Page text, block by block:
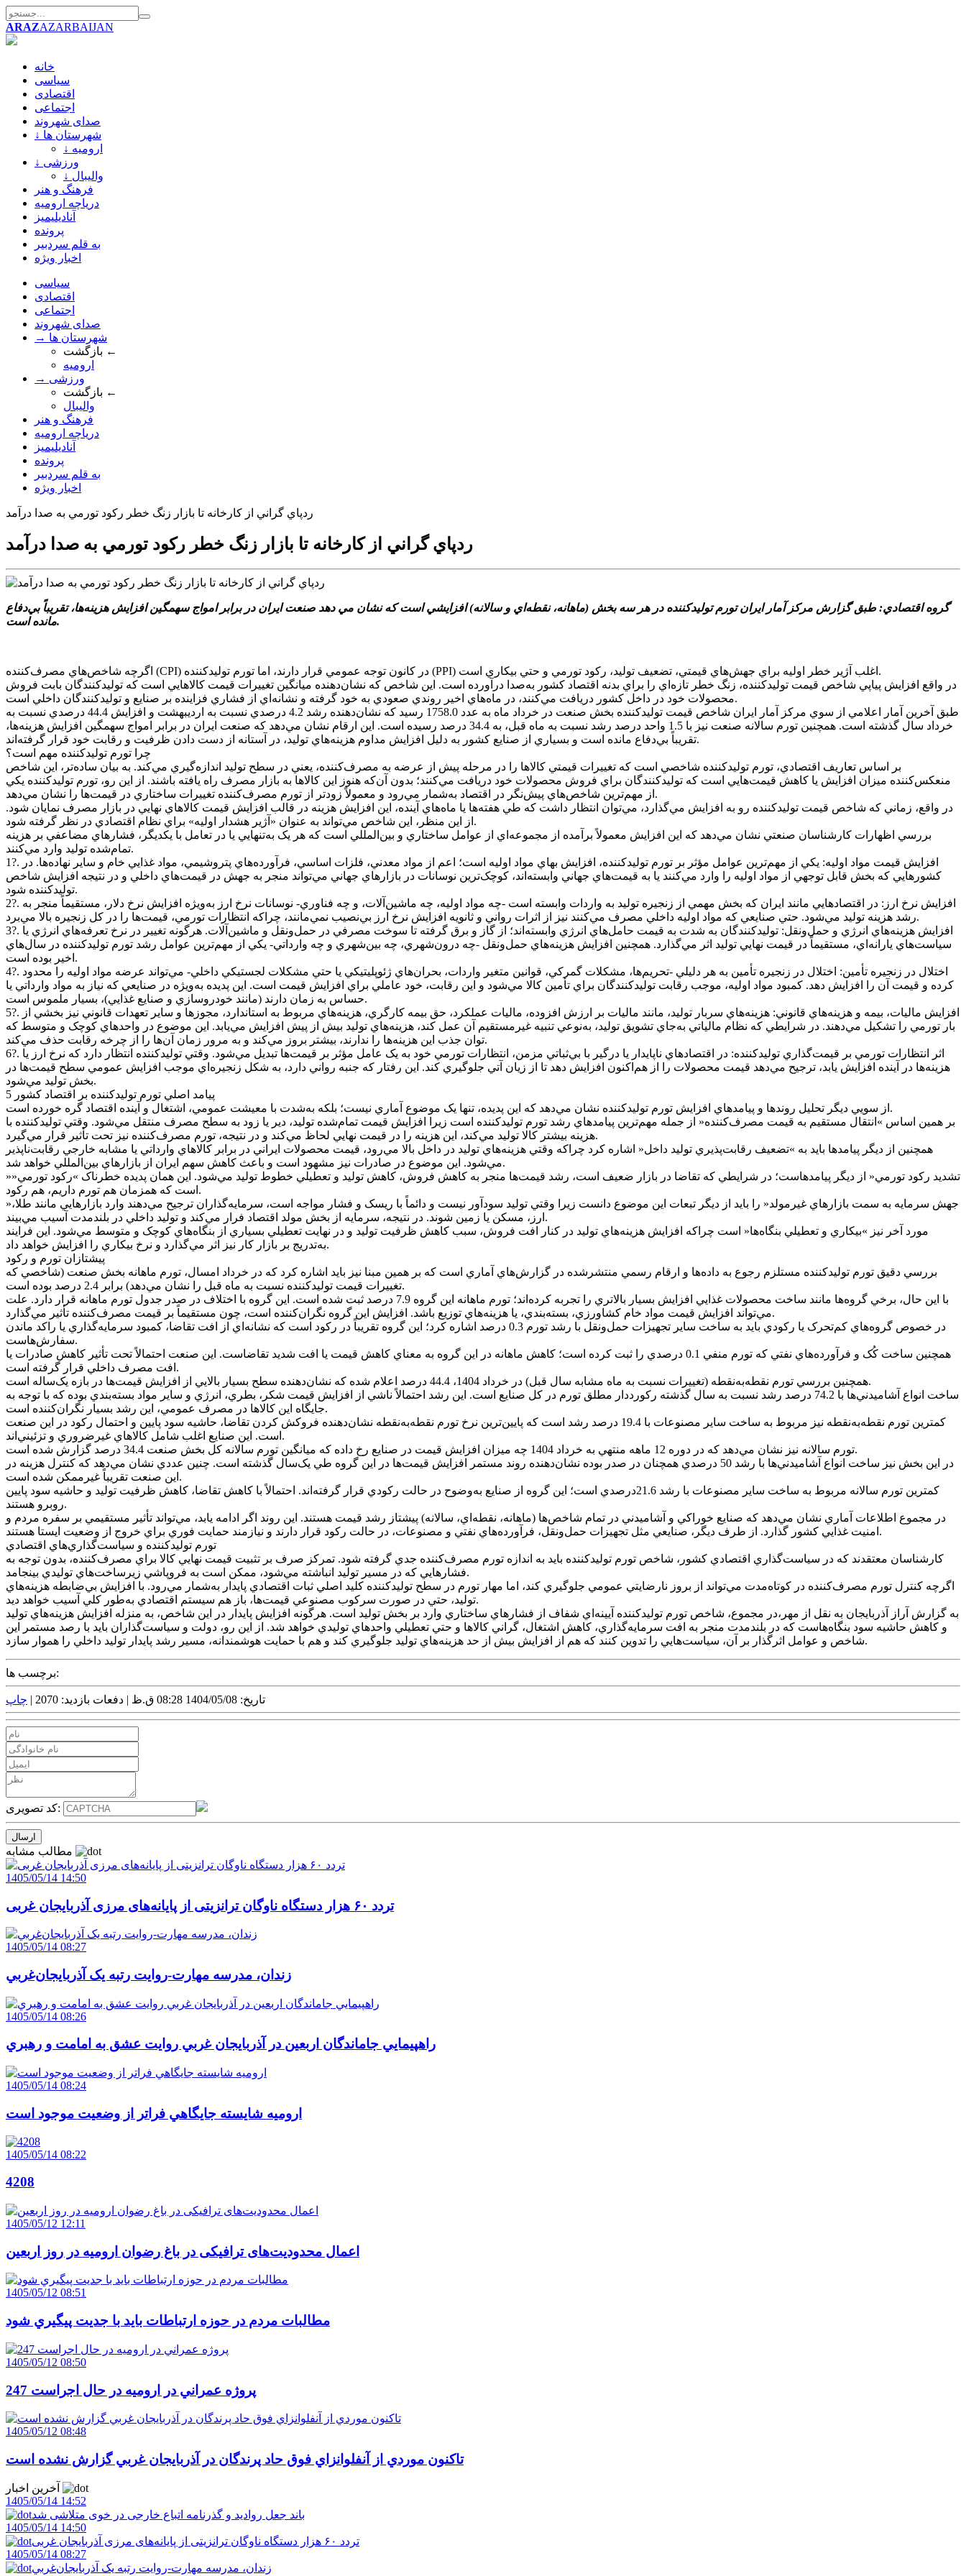
ARAZAZARBAIJAN
خانه
سیاسی
اقتصادی
اجتماعی
صدای شهروند
↓ شهرستان ها
↓ ارومیه
↓ ورزشی
↓ والیبال
فرهنگ و هنر
دریاچه ارومیه
آنادیلیمیز
پرونده
به قلم سردبیر
اخبار ویژه
سیاسی
اقتصادی
اجتماعی
صدای شهروند
→ شهرستان ها
بازگشت ←
ارومیه
→ ورزشی
بازگشت ←
والیبال
فرهنگ و هنر
دریاچه ارومیه
آنادیلیمیز
پرونده
به قلم سردبیر
اخبار ویژه
ردپاي گراني از کارخانه تا بازار زنگ خطر رکود تورمي به صدا درآمد
ردپاي گراني از کارخانه تا بازار زنگ خطر رکود تورمي به صدا درآمد
گروه اقتصادي: طبق گزارش مرکز آمار ايران تورم توليدکننده در هر سه بخش (ماهانه، نقطه‌اي و سالانه) افزايشي است که نشان مي دهد صنعت ايران در برابر امواج سهمگين افزايش هزينه‌ها، تقريباً بي‌دفاع
مانده است.
اگرچه شاخص‌هاي مصرف‌کننده (CPI) در کانون توجه عمومي قرار دارند، اما تورم توليدکننده (PPI) اغلب آژير خطر اوليه براي جهش‌هاي قيمتي، تضعيف توليد، رکود تورمي و حتي بيکاري است.
در واقع افزايش پياپي شاخص قيمت توليدکننده، زنگ خطر تازه‌اي را براي بدنه اقتصاد کشور به‌صدا درآورده است. اين شاخص که نشان‌دهنده ميانگين تغييرات قيمت کالاهايي است که توليدکنندگان بابت فروش
محصولات خود در داخل کشور دريافت مي‌کنند، در ماه‌هاي اخير روندي صعودي به خود گرفته و نشانه‌اي از فشاري فزاينده بر صنايع و توليدکنندگان داخلي است.
طبق آخرين آمار اعلامي از سوي مرکز آمار ايران شاخص قيمت توليدکننده بخش صنعت در خرداد ماه به عدد 1758.0 رسيد که نشان‌دهنده رشد 4.2 درصدي نسبت به ارديبهشت و افزايش 44.4 درصدي نسبت به
خرداد سال گذشته است. همچنين تورم سالانه صنعت نيز با 1.5 واحد درصد رشد نسبت به ماه قبل، به 34.4 درصد رسيده است. اين ارقام نشان مي‌دهد که صنعت ايران در برابر امواج سهمگين افزايش هزينه‌ها،
تقريباً بي‌دفاع مانده است و بسياري از صنايع کشور به دليل افزايش مداوم هزينه‌هاي توليد، در آستانه از دست دادن ظرفيت و رقابت خود قرار گرفته‌اند.
چرا تورم توليدکننده مهم است؟
بر اساس تعاريف اقتصادي، تورم توليدکننده شاخصي است که تغييرات قيمتي کالاها را در مرحله پيش از عرضه به مصرف‌کننده، يعني در سطح توليد اندازه‌گيري مي‌کند. به بيان ساده‌تر، اين شاخص
منعکس‌کننده ميزان افزايش يا کاهش قيمت‌هايي است که توليدکنندگان براي فروش محصولات خود دريافت مي‌کنند؛ بدون آن‌که هنوز اين کالاها به بازار مصرف راه يافته باشند. از اين رو، تورم توليدکننده يکي
از مهم‌ترين شاخص‌هاي پيش‌نگر در اقتصاد به‌شمار مي‌رود و معمولاً زودتر از تورم مصرف‌کننده تغييرات ساختاري در قيمت‌ها را نشان مي‌دهد.
در واقع، زماني که شاخص قيمت توليدکننده رو به افزايش مي‌گذارد، مي‌توان انتظار داشت که طي هفته‌ها يا ماه‌هاي آينده، اين افزايش هزينه در قالب افزايش قيمت کالاهاي نهايي در بازار مصرف نمايان شود.
از اين منظر، اين شاخص مي‌تواند به عنوان «آژير هشدار اوليه» براي نظام اقتصادي در نظر گرفته شود.
بررسي اظهارات کارشناسان صنعتي نشان مي‌دهد که اين افزايش معمولاً برآمده از مجموعه‌اي از عوامل ساختاري و بين‌المللي است که هر يک به‌تنهايي يا در تعامل با يکديگر، فشارهاي مضاعفي بر هزينه
تمام‌شده توليد وارد مي‌کنند.
1?. افزايش قيمت مواد اوليه: يکي از مهم‌ترين عوامل مؤثر بر تورم توليدکننده، افزايش بهاي مواد اوليه است؛ اعم از مواد معدني، فلزات اساسي، فرآورده‌هاي پتروشيمي، مواد غذايي خام و ساير نهاده‌ها. در
کشورهايي که بخش قابل توجهي از مواد اوليه را وارد مي‌کنند يا به قيمت‌هاي جهاني وابسته‌اند، کوچک‌ترين نوسانات در بازارهاي جهاني مي‌تواند منجر به جهش در قيمت‌هاي داخلي و در نتيجه افزايش شاخص
توليدکننده شود.
2?. افزايش نرخ ارز: در اقتصادهايي مانند ايران که بخش مهمي از زنجيره توليد به واردات وابسته است -چه مواد اوليه، چه ماشين‌آلات، و چه فناوري- نوسانات نرخ ارز به‌ويژه افزايش نرخ دلار، مستقيماً منجر به
رشد هزينه توليد مي‌شود. حتي صنايعي که مواد اوليه داخلي مصرف مي‌کنند نيز از اثرات رواني و ثانويه افزايش نرخ ارز بي‌نصيب نمي‌مانند، چراکه انتظارات تورمي، قيمت‌ها را در کل زنجيره بالا مي‌برد.
3?. افزايش هزينه‌هاي انرژي و حمل‌ونقل: توليدکنندگان به شدت به قيمت حامل‌هاي انرژي وابسته‌اند؛ از گاز و برق گرفته تا سوخت مصرفي در حمل‌ونقل و ماشين‌آلات. هرگونه تغيير در نرخ تعرفه‌هاي انرژي يا
سياست‌هاي يارانه‌اي، مستقيماً در قيمت نهايي توليد اثر مي‌گذارد. همچنين افزايش هزينه‌هاي حمل‌ونقل -چه درون‌شهري، چه بين‌شهري و چه وارداتي- يکي از مهم‌ترين عوامل رشد تورم توليدکننده در سال‌هاي
اخير بوده است.
4?. اختلال در زنجيره تأمين: اختلال در زنجيره تأمين به هر دليلي -تحريم‌ها، مشکلات گمرکي، قوانين متغير واردات، بحران‌هاي ژئوپليتيکي يا حتي مشکلات لجستيکي داخلي- مي‌تواند عرضه مواد اوليه را محدود
کرده و قيمت آن را افزايش دهد. کمبود مواد اوليه، موجب رقابت توليدکنندگان براي تأمين کالا مي‌شود و اين رقابت، خود عاملي براي افزايش قيمت است‌. اين پديده به‌ويژه در صنايعي که نياز به مواد وارداتي يا
حساس به زمان دارند (مانند خودروسازي و صنايع غذايي)، بسيار ملموس است.
5?. افزايش ماليات، بيمه و هزينه‌هاي قانوني: هزينه‌هاي سربار توليد، مانند ماليات بر ارزش افزوده، ماليات عملکرد، حق بيمه کارگري، هزينه‌هاي مربوط به استاندارد، مجوزها و ساير تعهدات قانوني نيز بخشي از
بار تورمي را تشکيل مي‌دهند. در شرايطي که نظام مالياتي به‌جاي تشويق توليد، به‌نوعي تنبيه غيرمستقيم آن عمل کند، هزينه‌هاي توليد بيش از پيش افزايش مي‌يابد. اين موضوع در واحدهاي کوچک و متوسط که
توان جذب اين هزينه‌ها را ندارند، بيشتر بروز مي‌کند و به مرور زمان آن‌ها را از چرخه رقابت حذف مي‌کند.
6?. اثر انتظارات تورمي بر قيمت‌گذاري توليدکننده: در اقتصادهاي ناپايدار يا درگير با بي‌ثباتي مزمن، انتظارات تورمي خود به يک عامل مؤثر بر قيمت‌ها تبديل مي‌شود. وقتي توليدکننده انتظار دارد که نرخ ارز يا
هزينه‌ها در آينده افزايش يابد، ترجيح مي‌دهد قيمت محصولات را از هم‌اکنون افزايش دهد تا از زيان آتي جلوگيري کند. اين رفتار که جنبه رواني دارد، به شکل زنجيره‌اي موجب افزايش عمومي سطح قيمت‌ها در
بخش توليد مي‌شود.
5 پيامد اصلي تورم توليدکننده بر اقتصاد کشور
از سويي ديگر تحليل روندها و پيامدهاي افزايش تورم توليدکننده نشان مي‌دهد که اين پديده، تنها يک موضوع آماري نيست؛ بلکه به‌شدت با معيشت عمومي، اشتغال و آينده اقتصاد گره خورده است.
بر همين اساس »انتقال مستقيم به قيمت مصرف‌کننده« از جمله مهم‌ترين پيامدهاي رشد تورم توليدکننده است زيرا افزايش قيمت تمام‌شده توليد، دير يا زود به سطح مصرف منتقل مي‌شود. وقتي توليدکننده با
هزينه بيشتر کالا توليد مي‌کند، اين هزينه را در قيمت نهايي لحاظ مي‌کند و در نتيجه، تورم مصرف‌کننده نيز تحت تأثير قرار مي‌گيرد.
همچنين از ديگر پيامدها بايد به »تضعيف رقابت‌پذيري توليد داخل« اشاره کرد چراکه وقتي هزينه‌هاي توليد در داخل بالا مي‌رود، قيمت محصولات ايراني در برابر کالاهاي وارداتي يا مشابه خارجي رقابت‌ناپذير
مي‌شود. اين موضوع در صادرات نيز مشهود است و باعث کاهش سهم ايران از بازارهاي بين‌المللي خواهد شد.
»تشديد رکود تورمي« از ديگر پيامدهاست؛ در شرايطي که تقاضا در بازار ضعيف است، رشد قيمت‌ها منجر به کاهش فروش، کاهش توليد و تعطيلي خطوط توليد مي‌شود. اين همان پديده خطرناک »رکود تورمي«
است که همزمان هم تورم داريم، هم رکود.
»جهش سرمايه به سمت بازارهاي غيرمولد« را بايد از ديگر تبعات اين موضوع دانست زيرا وقتي توليد سودآور نيست و دائماً با ريسک و فشار مواجه است، سرمايه‌گذاران ترجيح مي‌دهند وارد بازارهايي مانند طلا،
ارز، مسکن يا زمين شوند. در نتيجه، سرمايه از بخش مولد اقتصاد فرار مي‌کند و توليد داخلي در بلندمدت آسيب مي‌بيند.
مورد آخر نيز »بيکاري و تعطيلي بنگاه‌ها« است چراکه افزايش هزينه‌هاي توليد در کنار افت فروش، سبب کاهش ظرفيت توليد و در نهايت تعطيلي بسياري از بنگاه‌هاي کوچک و متوسط مي‌شود. اين فرايند
به‌تدريج بر بازار کار نيز اثر مي‌گذارد و نرخ بيکاري را افزايش خواهد داد.
پيشتازان تورم و رکود
بررسي دقيق تورم توليدکننده مستلزم رجوع به داده‌ها و ارقام رسمي منتشرشده در گزارش‌هاي آماري است که بر همين مبنا نيز بايد اشاره کرد که در خرداد امسال، تورم ماهانه بخش صنعت (شاخصي که
تغييرات قيمت توليدکننده نسبت به ماه قبل را نشان مي‌دهد) برابر 2.4 درصد بوده است.
با اين حال، برخي گروه‌ها مانند ساخت محصولات غذايي افزايش بسيار بالاتري را تجربه کرده‌اند؛ تورم ماهانه اين گروه 7.9 درصد ثبت شده است. اين گروه با اختلاف در صدر جدول تورم ماهانه قرار دارد. علت
مي‌تواند افزايش قيمت مواد خام کشاورزي، بسته‌بندي، يا هزينه‌هاي توزيع باشد. افزايش اين گروه نگران‌کننده است، چون مستقيماً بر قيمت مصرف‌کننده تأثير مي‌گذارد.
در خصوص گروه‌هاي کم‌تحرک يا رکودي بايد به ساخت ساير تجهيزات حمل‌ونقل با رشد تورم 0.3 درصد اشاره کرد؛ اين گروه تقريباً در رکود است که نشانه‌اي از افت تقاضا، کمبود سرمايه‌گذاري يا راکد ماندن
سفارش‌هاست.
همچنين ساخت کُک و فرآورده‌هاي نفتي که تورم منفي 0.1 درصدي را ثبت کرده است؛ کاهش ماهانه در اين گروه به معناي کاهش قيمت يا افت شديد تقاضاست. اين صنعت احتمالاً تحت تأثير کاهش صادرات يا
افت مصرف داخلي قرار گرفته است.
همچنين بررسي تورم نقطه‌به‌نقطه (تغييرات نسبت به ماه مشابه سال قبل) در خرداد 1404، 44.4 درصد اعلام شده که نشان‌دهنده سطح بسيار بالايي از افزايش قيمت‌ها در بازه يک‌ساله است.
ساخت انواع آشاميدني‌ها با 74.2 درصد رشد نسبت به سال گذشته رکورددار مطلق تورم در کل صنايع است. اين رشد احتمالاً ناشي از افزايش قيمت شکر، بطري، انرژي و ساير مواد بسته‌بندي بوده که با توجه به
جايگاه اين کالاها در مصرف عمومي، اين رشد بسيار نگران‌کننده است.
کمترين تورم نقطه‌به‌نقطه نيز مربوط به ساخت ساير مصنوعات با 19.4 درصد رشد است که پايين‌ترين نرخ تورم نقطه‌به‌نقطه نشان‌دهنده فروکش کردن تقاضا، حاشيه سود پايين و احتمال رکود در اين صنعت
است. اين صنايع اغلب شامل کالاهاي غيرضروري و تزئيني‌اند.
تورم سالانه نيز نشان مي‌دهد که در دوره 12 ماهه منتهي به خرداد 1404 چه ميزان افزايش قيمت در صنايع رخ داده که ميانگين تورم سالانه کل بخش صنعت 34.4 درصد گزارش شده است.
در اين بخش نيز ساخت انواع آشاميدني‌ها با رشد 50 درصدي همچنان در صدر بوده نشان‌دهنده روند مستمر افزايش قيمت‌ها در اين گروه طي يک‌سال گذشته است. چنين عددي نشان مي‌دهد که کنترل هزينه در
اين صنعت تقريباً غيرممکن شده است.
کمترين تورم سالانه مربوط به ساخت ساير مصنوعات با رشد 21.6درصدي است؛ اين گروه از صنايع به‌وضوح در حالت رکودي قرار گرفته‌اند. احتمالاً با کاهش تقاضا، کاهش ظرفيت توليد و حاشيه سود پايين
روبرو هستند.
در مجموع اطلاعات آماري نشان مي‌دهد که صنايع خوراکي و آشاميدني در تمام شاخص‌ها (ماهانه، نقطه‌اي، سالانه) پيشتاز رشد قيمت هستند. اين روند اگر ادامه يابد، مي‌تواند تأثير مستقيمي بر سفره مردم و
امنيت غذايي کشور گذارد. از طرف ديگر، صنايعي مثل تجهيزات حمل‌ونقل، فرآورده‌هاي نفتي و مصنوعات، در حالت رکود قرار دارند و نيازمند حمايت فوري براي خروج از وضعيت ايستا هستند.
تورم توليدکننده و سياست‌گذاري‌هاي اقتصادي
کارشناسان معتقدند که در سياست‌گذاري اقتصادي کشور، شاخص تورم توليدکننده بايد به اندازه تورم مصرف‌کننده جدي گرفته شود. تمرکز صرف بر تثبيت قيمت نهايي کالا براي مصرف‌کننده، بدون توجه به
فشارهايي که در مسير توليد انباشته مي‌شود، ممکن است به فروپاشي زيرساخت‌هاي توليدي بينجامد.
اگرچه کنترل تورم مصرف‌کننده در کوتاه‌مدت مي‌تواند از بروز نارضايتي عمومي جلوگيري کند، اما مهار تورم در سطح توليدکننده کليد اصلي ثبات اقتصادي پايدار به‌شمار مي‌رود. با افزايش بي‌ضابطه هزينه‌هاي
توليد، حتي در صورت سرکوب مصنوعي قيمت‌ها، باز هم سيستم اقتصادي به‌طور کلي آسيب خواهد ديد.
به گزارش آراز آذربايجان به نقل از مهر،در مجموع، شاخص تورم توليدکننده آيينه‌اي شفاف از فشارهاي ساختاري وارد بر بخش توليد است. هرگونه افزايش پايدار در اين شاخص، به منزله افزايش هزينه‌هاي توليد
و کاهش حاشيه سود بنگاه‌هاست که در بلندمدت منجر به افت سرمايه‌گذاري، کاهش اشتغال، گراني کالاها و حتي تعطيلي واحدهاي توليدي خواهد شد. از اين رو، دولت و سياست‌گذاران بايد با رصد مستمر اين
شاخص و عوامل اثرگذار بر آن، سياست‌هايي را تدوين کنند که هم از افزايش بيش از حد هزينه‌هاي توليد جلوگيري کند و هم با حمايت هوشمندانه، مسير رشد پايدار توليد داخلي را هموار سازد.
برچسب ها:
تاریخ: 1404/05/08 08:28 ق.ظ | دفعات بازدید: 2070 | چاپ
کد تصویری:
1405/05/14 14:50
تردد ۶۰ هزار دستگاه ناوگان ترانزیتی از پایانه‌های مرزی آذربایجان ‌غربی
1405/05/14 08:27
زندان، مدرسه مهارت-روايت رتبه يک آذربايجان‌غربي
1405/05/14 08:26
راهپيمايي جاماندگان اربعين در آذربايجان غربي روايت عشق به امامت و رهبري
1405/05/14 08:24
اروميه شايسته جايگاهي فراتر از وضعيت موجود است
1405/05/14 08:22
4208
1405/05/12 12:11
اعمال محدودیت‌های ترافیکی در باغ رضوان ارومیه در روز اربعین
1405/05/12 08:51
مطالبات مردم در حوزه ارتباطات بايد با جديت پيگيري شود
1405/05/12 08:50
247 پروژه عمراني در اروميه در حال اجراست
1405/05/12 08:48
تاکنون موردي از آنفلوانزاي فوق حاد پرندگان در آذربايجان غربي گزارش نشده است
1405/05/14 14:52
باند جعل روادید و گذرنامه اتباع خارجی در خوی متلاشی شد
1405/05/14 14:50
تردد ۶۰ هزار دستگاه ناوگان ترانزیتی از پایانه‌های مرزی آذربایجان ‌غربی
1405/05/14 08:27
زندان، مدرسه مهارت-روايت رتبه يک آذربايجان‌غربي